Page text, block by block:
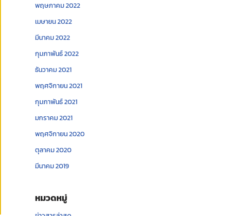
พฤษภาคม 2022
เมษายน 2022
มีนาคม 2022
กุมภาพันธ์ 2022
ธันวาคม 2021
พฤศจิกายน 2021
กุมภาพันธ์ 2021
มกราคม 2021
พฤศจิกายน 2020
ตุลาคม 2020
มีนาคม 2019
หมวดหมู่